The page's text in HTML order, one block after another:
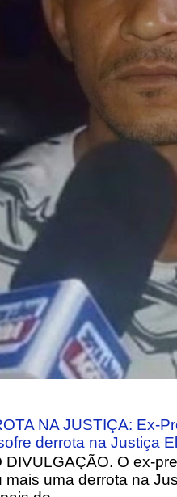
NA JUSTIÇA: Ex-
derrota na Justiça
DIVULGAÇÃO. O ex-
mais uma derrota na